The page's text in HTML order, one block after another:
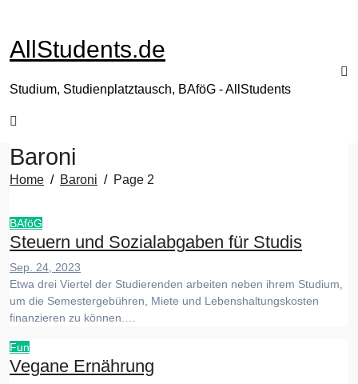
springen
AllStudents.de
Studium, Studienplatztausch, BAföG - AllStudents
Baroni
Home Baroni Page 2
BAföG
Steuern und Sozialabgaben für Studis
Sep. 24, 2023
Etwa drei Viertel der Studierenden arbeiten neben ihrem Studium,
um die Semestergebühren, Miete und Lebenshaltungskosten
finanzieren zu können.…
Fun
Vegane Ernährung